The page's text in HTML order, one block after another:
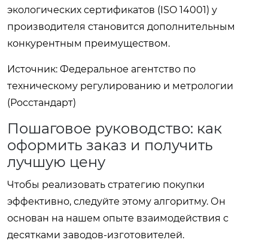
экологических сертификатов (ISO 14001) у
производителя становится дополнительным
конкурентным преимуществом.
Источник: Федеральное агентство по
техническому регулированию и метрологии
(Росстандарт)
Пошаговое руководство: как
оформить заказ и получить
лучшую цену
Чтобы реализовать стратегию покупки
эффективно, следуйте этому алгоритму. Он
основан на нашем опыте взаимодействия с
десятками заводов-изготовителей.